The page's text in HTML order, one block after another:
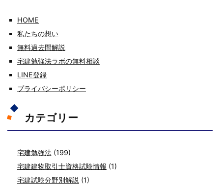
HOME
私たちの想い
無料過去問解説
宅建勉強法ラボの無料相談
LINE登録
プライバシーポリシー
カテゴリー
宅建勉強法 (199)
宅建建物取引士資格試験情報 (1)
宅建試験分野別解説 (1)